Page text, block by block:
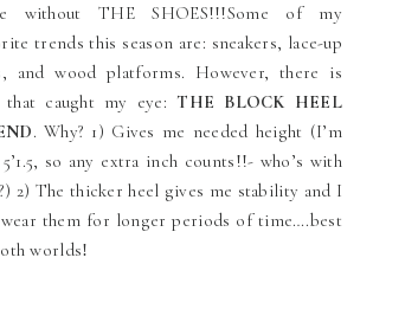
without THE SHOES!!!Some of my
trends this season are: sneakers, lace-up
and wood platforms. However, there is
that caught my eye: THE BLOCK HEEL
. Why? 1) Gives me needed height (I’m
so any extra inch counts!!- who’s with
2) The thicker heel gives me stability and I
wear them for longer periods of time….best
worlds!